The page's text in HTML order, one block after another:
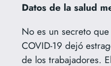
Datos de la salud
No es un secreto
COVID-19 dejó
de los trabajadores.